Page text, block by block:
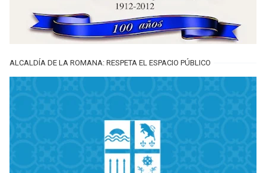
ALCALDÍA DE LA ROMANA: RESPETA EL ESPACIO PÚBLICO